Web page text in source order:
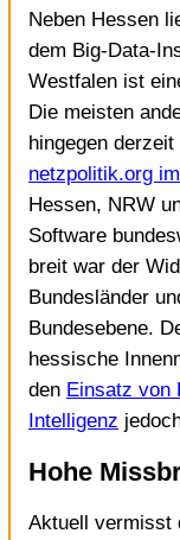
Neben Hessen
dem Big-Data-
Westfalen ist
Die meisten
hingegen
netzpolitik.org
Hessen, NRW
Software
breit war der
Bundesländer
Bundesebene.
hessische
den Einsatz von
Intelligenz
Hohe
Aktuell vermisst